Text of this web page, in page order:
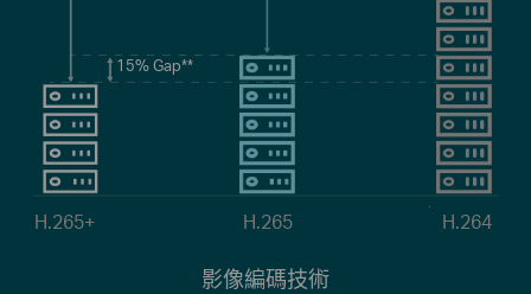
15%Gap**
H.265+ H.265 H.264
影像編碼技術